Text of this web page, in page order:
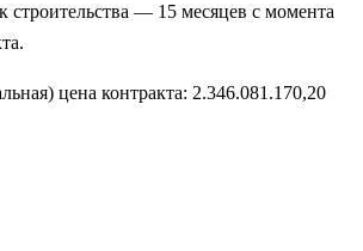
строительства — 15 месяцев с момента
цена контракта: 2.346.081.170,20